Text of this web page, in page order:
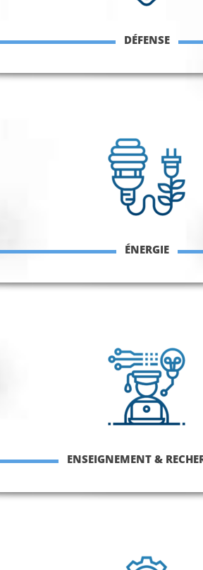
DÉFENSE
ÉNERGIE
ENSEIGNEMENT &